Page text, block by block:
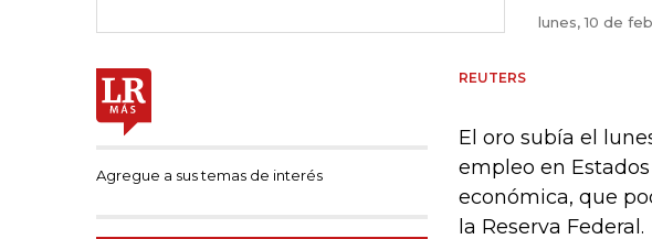
lunes, 10 de
Agregue a sus temas de interés
REUTERS
El oro subía el
empleo en
económica, que
la Reserva Federal.